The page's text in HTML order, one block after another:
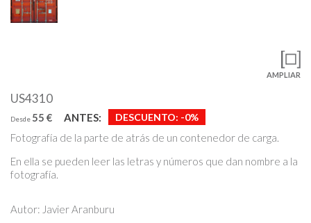
AMPLIAR
US4310
Desde 55 € ANTES: DESCUENTO: -0%
Fotografía de la parte de atrás de un contenedor de carga.
En ella se pueden leer las letras y números que dan nombre a la
fotografía.
Autor: Javier Aranburu